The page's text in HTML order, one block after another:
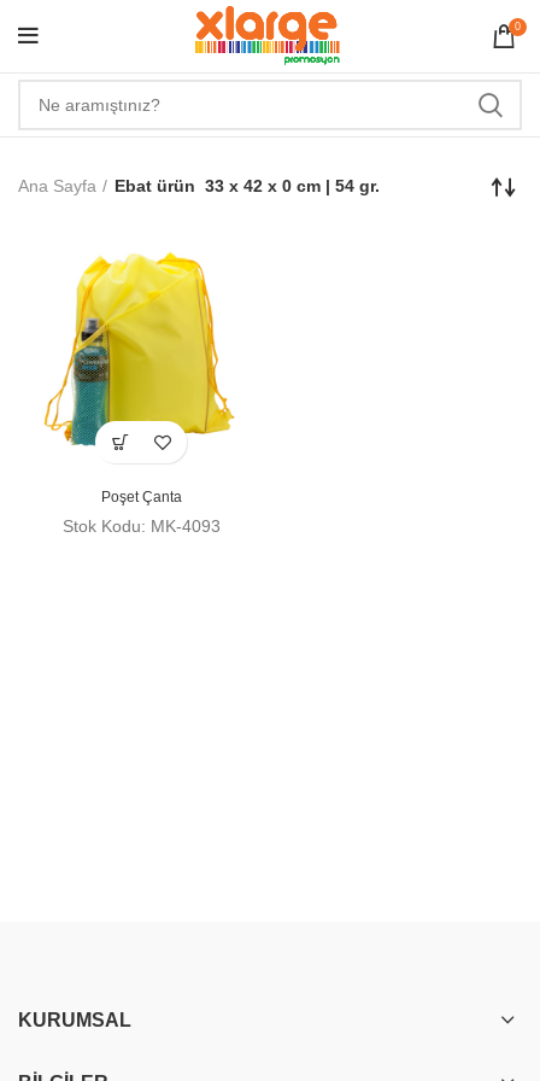
0
Ana Sayfa Ebat ürün 33 x 42 x 0 cm | 54 gr.
Poşet Çanta
Stok Kodu: MK-4093
KURUMSAL